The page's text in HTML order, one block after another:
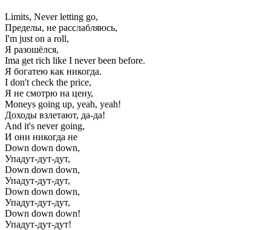
Limits, Never letting go,
Пределы, не расслабляюсь,
I'm just on a roll,
Я разошёлся,
Ima get rich like I never been before.
Я богатею как никогда.
I don't check the price,
Я не смотрю на цену,
Moneys going up, yeah, yeah!
Доходы взлетают, да-да!
And it's never going,
И они никогда не
Down down down,
Упадут-дут-дут,
Down down down,
Упадут-дут-дут,
Down down down,
Упадут-дут-дут,
Down down down!
Упадут-дут-дут!